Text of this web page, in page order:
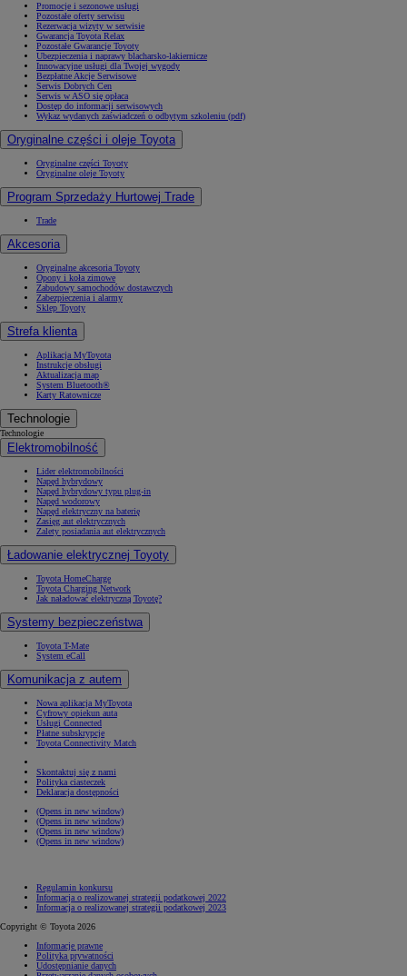
Promocje i sezonowe usługi
Pozostałe oferty serwisu
Rezerwacja wizyty w serwisie
Gwarancja Toyota Relax
Pozostałe Gwarancje Toyoty
Ubezpieczenia i naprawy blacharsko-lakiernicze
Innowacyjne usługi dla Twojej wygody
Bezpłatne Akcje Serwisowe
Serwis Dobrych Cen
Serwis w ASO się opłaca
Dostęp do informacji serwisowych
Wykaz wydanych zaświadczeń o odbytym szkoleniu (pdf)
Oryginalne części i oleje Toyota
Oryginalne części Toyoty
Oryginalne oleje Toyoty
Program Sprzedaży Hurtowej Trade
Trade
Akcesoria
Oryginalne akcesoria Toyoty
Opony i koła zimowe
Zabudowy samochodów dostawczych
Zabezpieczenia i alarmy
Sklep Toyoty
Strefa klienta
Aplikacja MyToyota
Instrukcje obsługi
Aktualizacja map
System Bluetooth®
Karty Ratownicze
Technologie
Technologie
Elektromobilność
Lider elektromobilności
Napęd hybrydowy
Napęd hybrydowy typu plug-in
Napęd wodorowy
Napęd elektryczny na baterię
Zasięg aut elektrycznych
Zalety posiadania aut elektrycznych
Ładowanie elektrycznej Toyoty
Toyota HomeCharge
Toyota Charging Network
Jak naładować elektryczną Toyotę?
Systemy bezpieczeństwa
Toyota T-Mate
System eCall
Komunikacja z autem
Nowa aplikacja MyToyota
Cyfrowy opiekun auta
Usługi Connected
Płatne subskrypcje
Toyota Connectivity Match
Skontaktuj się z nami
Polityka ciasteczek
Deklaracja dostępności
(Opens in new window)
(Opens in new window)
(Opens in new window)
(Opens in new window)
Regulamin konkursu
Informacja o realizowanej strategii podatkowej 2022
Informacja o realizowanej strategii podatkowej 2023
Copyright © Toyota 2026
Informacje prawne
Polityka prywatności
Udostępnianie danych